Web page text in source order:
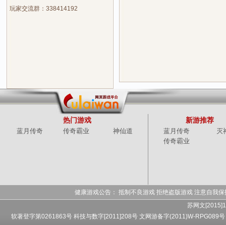
玩家交流群：338414192
热门游戏
蓝月传奇 传奇霸业 神仙道
新游推荐
蓝月传奇
灭
传奇霸业
健康游戏公告： 抵制不良游戏 拒绝盗版游戏 注意自我
苏网文
软著登字第0261863号 科技与数字[2011]208号 文网游备字(2011)W-RPG089号